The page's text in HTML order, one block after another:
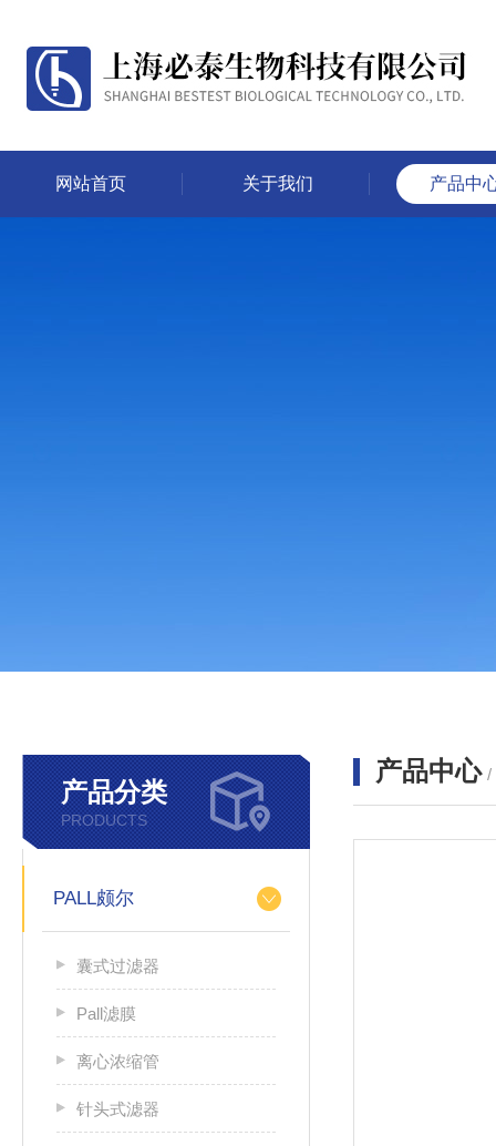
网站首页 关于我们 产品中
产品分类
PRODUCTS
PALL颇尔
囊式过滤器
Pall滤膜
离心浓缩管
针头式滤器
产品中心 /